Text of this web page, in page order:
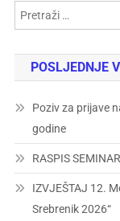
POSLJEDNJE
Poziv za prijave
godine
RASPIS
IZVJEŠTAJ 12.
Srebrenik 2026“